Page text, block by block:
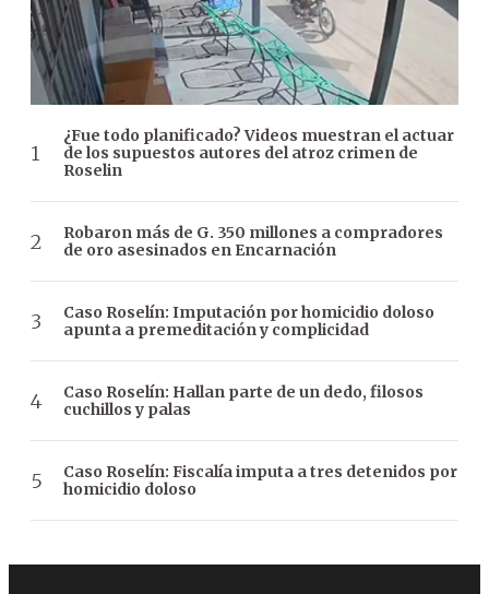
¿Fue todo planificado? Videos muestran el actuar
de los supuestos autores del atroz crimen de
Roselin
Robaron más de G. 350 millones a compradores
de oro asesinados en Encarnación
Caso Roselín: Imputación por homicidio doloso
apunta a premeditación y complicidad
Caso Roselín: Hallan parte de un dedo, filosos
cuchillos y palas
Caso Roselín: Fiscalía imputa a tres detenidos por
homicidio doloso